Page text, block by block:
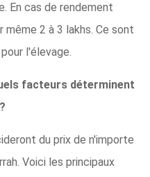
En cas de rendement
2 à 3 lakhs. Ce sont
l'élevage.
facteurs déterminent
du prix de n'importe
Voici les principaux